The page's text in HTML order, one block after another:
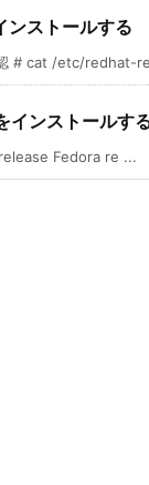
ストールする
# cat /etc/redhat-
インストールす
Fedora re ...